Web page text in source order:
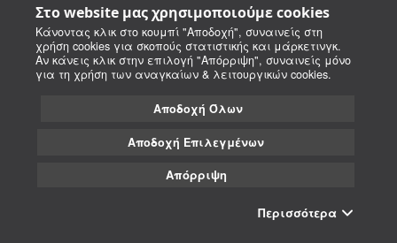
Στο website μας χρησιμοποιούμε cookies
Κάνοντας κλικ στο κουμπί "Αποδοχή", συναινείς στη
χρήση cookies για σκοπούς στατιστικής και μάρκετινγκ.
Αν κάνεις κλικ στην επιλογή "Απόρριψη", συναινείς μόνο
για τη χρήση των αναγκαίων & λειτουργικών cookies.
Αποδοχή Όλων
Αποδοχή Επιλεγμένων
Απόρριψη
Περισσότερα